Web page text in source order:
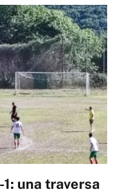
una traversa